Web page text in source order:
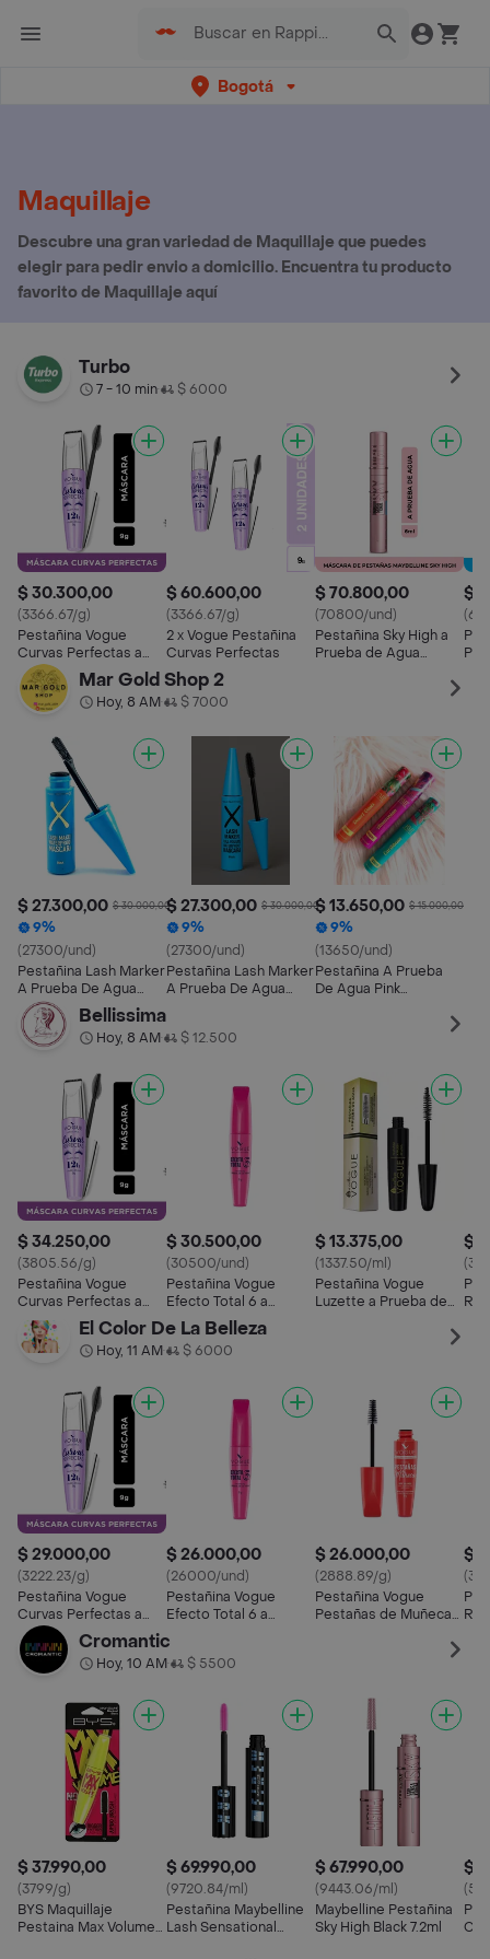
Bogotá
Maquillaje
Descubre una gran variedad de Maquillaje que puedes
elegir para pedir envio a domicilio. Encuentra tu producto
favorito de Maquillaje aquí
Turbo
7 - 10 min• $ 6000
$ 30.300,00
(3366.67/g)
Pestañina Vogue
Curvas Perfectas a
Prueba de Agua
Negro 9 g
$ 60.600,00
(3366.67/g)
2 x Vogue Pestañina
Curvas Perfectas
$ 70.800,00
(70800/und)
Pestañina Sky High a
Prueba de Agua
$
Mar Gold Shop 2
Hoy, 8 AM• $ 7000
$ 27.300,00 $ 30.000,00
9%
(27300/und)
Pestañina Lash Marker
A Prueba De Agua
Marca Max Factor
Cepillo En Forma De
Peinilla Maquillaje Para
$ 27.300,00 $ 30.000,00
9%
(27300/und)
Pestañina Lash Marker
A Prueba De Agua
Gruesas Maquillaje
$ 13.650,00 $ 15.000,00
9%
(13650/und)
Pestañina A Prueba
De Agua Pink
Bellissima
Hoy, 8 AM• $ 12.500
$ 34.250,00
(3805.56/g)
Pestañina Vogue
Curvas Perfectas a
Prueba de Agua
Negro 9 g
$ 30.500,00
(30500/und)
Pestañina Vogue
Efecto Total 6 a
prueba de agua Negro
9g
$ 13.375,00
(1337.50/ml)
Pestañina Vogue
Luzette a Prueba de
$
El Color De La Belleza
Hoy, 11 AM• $ 6000
$ 29.000,00
(3222.23/g)
Pestañina Vogue
Curvas Perfectas a
Prueba de Agua
Negro 9 g
$ 26.000,00
(26000/und)
Pestañina Vogue
Efecto Total 6 a
9g
$ 26.000,00
(2888.89/g)
Pestañina Vogue
Pestañas de Muñeca a
$
Cromantic
Hoy, 10 AM• $ 5500
$ 37.990,00
(3799/g)
BYS Maquillaje
Pestaina Max Volume
$ 69.990,00
(9720.84/ml)
Pestañina Maybelline
Lash Sensational
$ 67.990,00
(9443.06/ml)
Maybelline Pestañina
Sky High Black 7.2ml
$